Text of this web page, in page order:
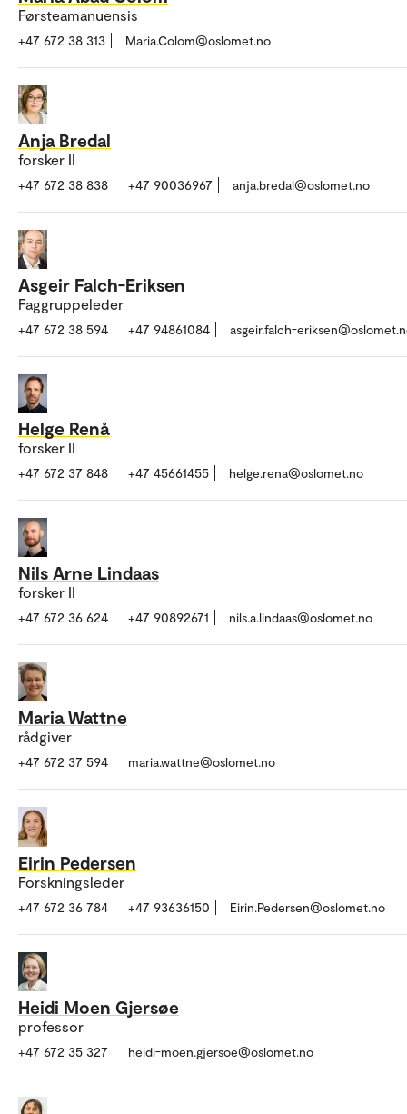
Førsteamanuensis
+47 672 38 313 Maria.Colom@oslomet.no
Anja Bredal
forsker II
+47 672 38 838 +47 90036967 anja.bredal@oslomet.no
Asgeir Falch-Eriksen
Faggruppeleder
+47 672 38 594 +47 94861084 asgeir.falch-
Helge Renå
forsker II
+47 672 37 848 +47 45661455 helge.rena@oslomet.no
Nils Arne Lindaas
forsker II
+47 672 36 624 +47 90892671 nils.a.lindaas@oslomet.no
Maria Wattne
rådgiver
+47 672 37 594 maria.wattne@oslomet.no
Eirin Pedersen
Forskningsleder
+47 672 36 784 +47 93636150 Eirin.Pedersen@oslomet.no
Heidi Moen Gjersøe
professor
+47 672 35 327 heidi-moen.gjersoe@oslomet.no